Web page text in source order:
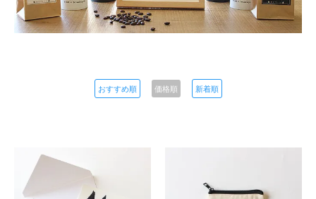
おすすめ順 価格順 新着順